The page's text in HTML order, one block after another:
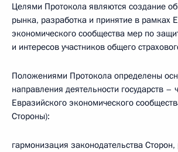
Целями Протокола являются создание
рынка, разработка и принятие в рамках
экономического сообщества мер по
и интересов участников общего
Положениями Протокола определены
направления деятельности государств –
Евразийского экономического
Стороны):
гармонизация законодательства